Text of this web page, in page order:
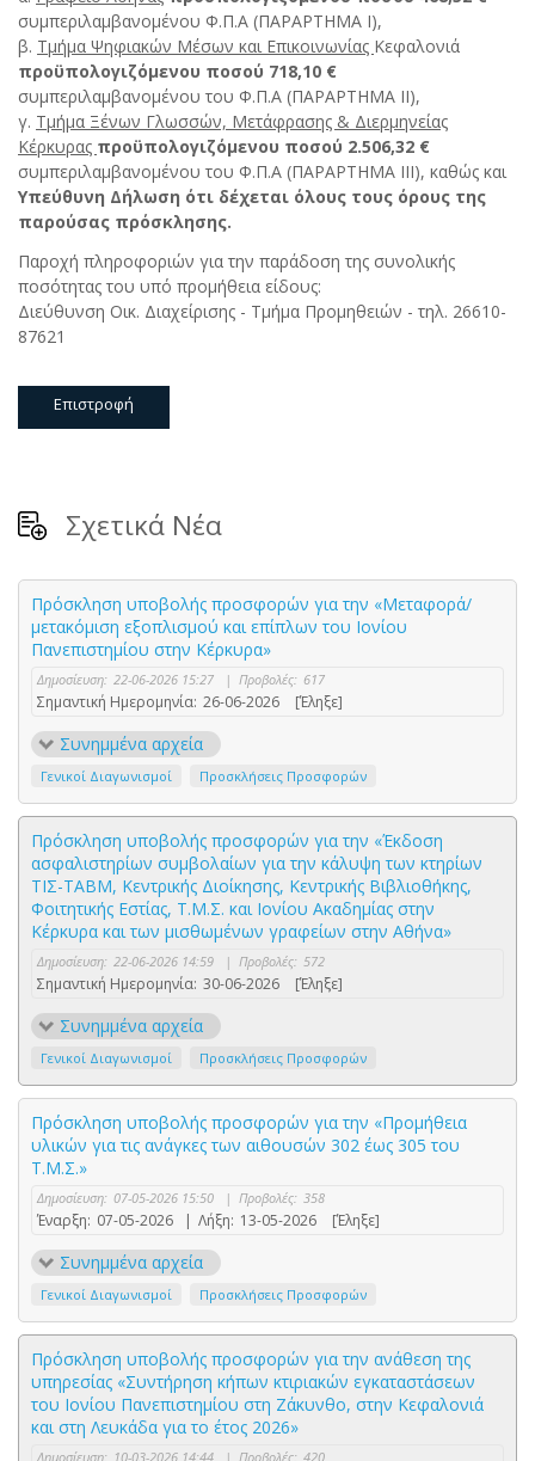
συμπεριλαμβανομένου Φ.Π.Α (ΠΑΡΑΡΤΗΜΑ Ι),
β. Τμήμα Ψηφιακών Μέσων και Επικοινωνίας Κεφαλονιά
προϋπολογιζόμενου ποσού 718,10 €
συμπεριλαμβανομένου του Φ.Π.Α (ΠΑΡΑΡΤΗΜΑ II),
γ. Τμήμα Ξένων Γλωσσών, Μετάφρασης & Διερμηνείας
Κέρκυρας προϋπολογιζόμενου ποσού 2.506,32 €
συμπεριλαμβανομένου του Φ.Π.Α (ΠΑΡΑΡΤΗΜΑ ΙΙΙ), καθώς και
Υπεύθυνη Δήλωση ότι δέχεται όλους τους όρους της
παρούσας πρόσκλησης.
Παροχή πληροφοριών για την παράδοση της συνολικής
ποσότητας του υπό προμήθεια είδους:
Διεύθυνση Οικ. Διαχείρισης - Τμήμα Προμηθειών - τηλ. 26610-
87621
Επιστροφή
Σχετικά Νέα
Πρόσκληση υποβολής προσφορών για την «Μεταφορά/
μετακόμιση εξοπλισμού και επίπλων του Ιονίου
Πανεπιστημίου στην Κέρκυρα»
Δημοσίευση: 22-06-2026 15:27 | Προβολές: 617
Σημαντική Ημερομηνία: 26-06-2026 [Έληξε]
Συνημμένα αρχεία
Γενικοί Διαγωνισμοί Προσκλήσεις Προσφορών
Πρόσκληση υποβολής προσφορών για την «Έκδοση
ασφαλιστηρίων συμβολαίων για την κάλυψη των κτηρίων
ΤΙΣ-ΤΑΒΜ, Κεντρικής Διοίκησης, Κεντρικής Βιβλιοθήκης,
Φοιτητικής Εστίας, Τ.Μ.Σ. και Ιονίου Ακαδημίας στην
Κέρκυρα και των μισθωμένων γραφείων στην Αθήνα»
Δημοσίευση: 22-06-2026 14:59 | Προβολές: 572
Σημαντική Ημερομηνία: 30-06-2026 [Έληξε]
Συνημμένα αρχεία
Γενικοί Διαγωνισμοί Προσκλήσεις Προσφορών
Πρόσκληση υποβολής προσφορών για την «Προμήθεια
υλικών για τις ανάγκες των αιθουσών 302 έως 305 του
Τ.Μ.Σ.»
Δημοσίευση: 07-05-2026 15:50 | Προβολές: 358
Έναρξη: 07-05-2026 | Λήξη: 13-05-2026 [Έληξε]
Συνημμένα αρχεία
Γενικοί Διαγωνισμοί Προσκλήσεις Προσφορών
Πρόσκληση υποβολής προσφορών για την ανάθεση της
υπηρεσίας «Συντήρηση κήπων κτιριακών εγκαταστάσεων
του Ιονίου Πανεπιστημίου στη Ζάκυνθο, στην Κεφαλονιά
και στη Λευκάδα για το έτος 2026»
Δημοσίευση: 10-03-2026 14:44 | Προβολές: 420